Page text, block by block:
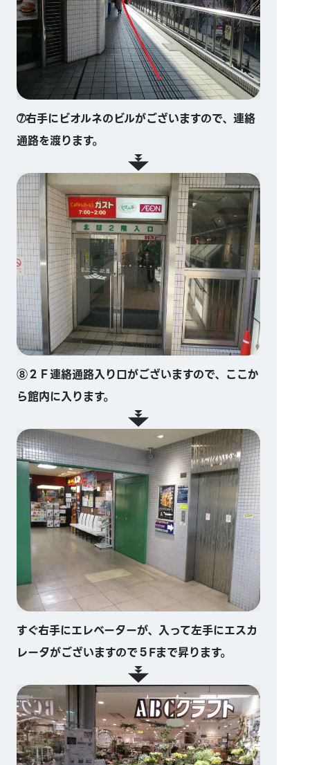
➆右手にビオルネのビルがございますので、連絡
通路を渡ります。
⑧２Ｆ連絡通路入り口がございますので、ここか
ら館内に入ります。
すぐ右手にエレベーターが、入って左手にエスカ
レータがございますので５Fまで昇ります。